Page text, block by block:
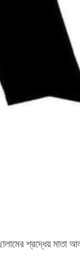
শ্রদ্ধেয় মাতা